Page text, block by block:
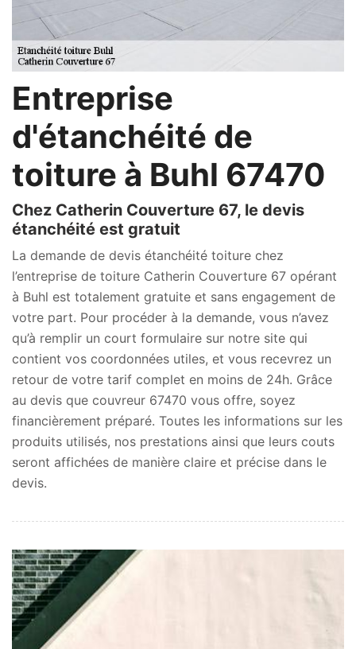
Entreprise
d'étanchéité de
toiture à Buhl 67470
Chez Catherin Couverture 67, le devis
étanchéité est gratuit
La demande de devis étanchéité toiture chez
l’entreprise de toiture Catherin Couverture 67 opérant
à Buhl est totalement gratuite et sans engagement de
votre part. Pour procéder à la demande, vous n’avez
qu’à remplir un court formulaire sur notre site qui
contient vos coordonnées utiles, et vous recevrez un
retour de votre tarif complet en moins de 24h. Grâce
au devis que couvreur 67470 vous offre, soyez
financièrement préparé. Toutes les informations sur les
produits utilisés, nos prestations ainsi que leurs couts
seront affichées de manière claire et précise dans le
devis.